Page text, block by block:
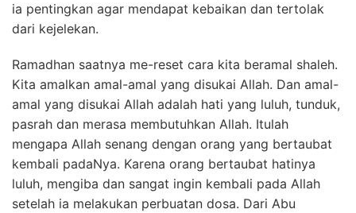
ia pentingkan agar mendapat kebaikan dan tertolak
dari kejelekan.
Ramadhan saatnya me-reset cara kita beramal shaleh.
Kita amalkan amal-amal yang disukai Allah. Dan amal-
amal yang disukai Allah adalah hati yang luluh, tunduk,
pasrah dan merasa membutuhkan Allah. Itulah
mengapa Allah senang dengan orang yang bertaubat
kembali padaNya. Karena orang bertaubat hatinya
luluh, mengiba dan sangat ingin kembali pada Allah
setelah ia melakukan perbuatan dosa. Dari Abu